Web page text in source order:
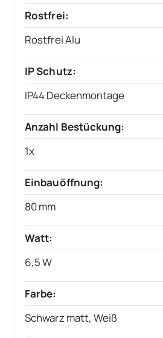
Rostfrei:
Rostfrei Alu
IP Schutz:
IP44 Deckenmontage
Anzahl Bestückung:
1x
Einbauöffnung:
80 mm
Watt:
6,5 W
Farbe:
Schwarz matt, Weiß